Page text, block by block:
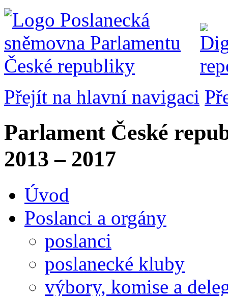
Přejít na hlavní navigaci
Parlament České
2013 – 2017
Úvod
Poslanci a orgány
poslanci
poslanecké kluby
výbory, komise a